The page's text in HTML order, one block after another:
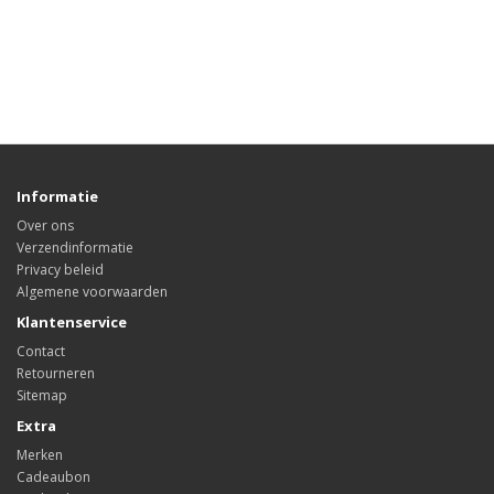
Informatie
Over ons
Verzendinformatie
Privacy beleid
Algemene voorwaarden
Klantenservice
Contact
Retourneren
Sitemap
Extra
Merken
Cadeaubon